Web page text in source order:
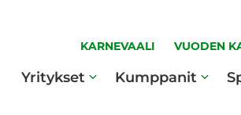
KARNEVAALI VUODEN
Yritykset Kumppanit